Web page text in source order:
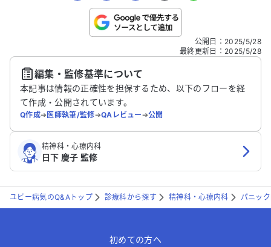
こちらは送信専用のフォームです。氏名やご自身の病気の詳細な
送信する
公開日 ： 2025/5/28
最終更新日 ： 2025/5/28
編集・監修基準について
本記事は情報の正確性を担保するため、以下のフローを経
て作成・公開されています。
Q作成➔医師執筆/監修➔QAレビュー➔公開
精神科・心療内科
日下 慶子 監修
ユビー病気のQ&Aトップ 診療科から探す 精神科・心療内科 パニッ
初めての方へ